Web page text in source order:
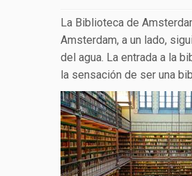
La Biblioteca de
Amsterdam, a un lado,
del agua. La entrada a la
la sensación de ser una